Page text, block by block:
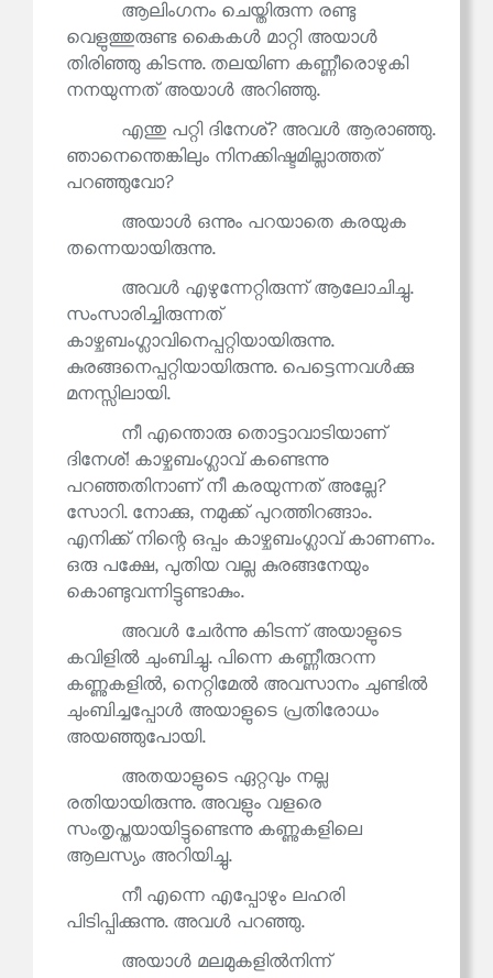
ആലിംഗനം ചെയ്തിരുന്ന രണ്ടു
വെളുത്തുരുണ്ട കൈകൾ മാറ്റി അയാൾ
തിരിഞ്ഞു കിടന്നു. തലയിണ കണ്ണീരൊഴുകി
നനയുന്നത് അയാൾ അറിഞ്ഞു.
എന്തു പറ്റി ദിനേശ്? അവൾ ആരാഞ്ഞു.
ഞാനെന്തെങ്കിലും നിനക്കിഷ്ടമില്ലാത്തത്
പറഞ്ഞുവോ?
അയാൾ ഒന്നും പറയാതെ കരയുക
തന്നെയായിരുന്നു.
അവൾ എഴുന്നേറ്റിരുന്ന് ആലോചിച്ചു.
സംസാരിച്ചിരുന്നത്
കാഴ്ചബംഗ്ലാവിനെപ്പറ്റിയായിരുന്നു.
കുരങ്ങനെപ്പറ്റിയായിരുന്നു. പെട്ടെന്നവൾക്കു
മനസ്സിലായി.
നീ എന്തൊരു തൊട്ടാവാടിയാണ്
ദിനേശ്! കാഴ്ചബംഗ്ലാവ് കണ്ടെന്നു
പറഞ്ഞതിനാണ് നീ കരയുന്നത് അല്ലേ?
സോറി. നോക്കു, നമുക്ക് പുറത്തിറങ്ങാം.
എനിക്ക് നിന്റെ ഒപ്പം കാഴ്ചബംഗ്ലാവ് കാണണം.
ഒരു പക്ഷേ, പുതിയ വല്ല കുരങ്ങനേയും
കൊണ്ടുവന്നിട്ടുണ്ടാകും.
അവൾ ചേർന്നു കിടന്ന് അയാളുടെ
കവിളിൽ ചുംബിച്ചു. പിന്നെ കണ്ണീരുറന്ന
കണ്ണുകളിൽ, നെറ്റിമേൽ അവസാനം ചുണ്ടിൽ
ചുംബിച്ചപ്പോൾ അയാളുടെ പ്രതിരോധം
അയഞ്ഞുപോയി.
അതയാളുടെ ഏറ്റവും നല്ല
രതിയായിരുന്നു. അവളും വളരെ
സംതൃപ്തയായിട്ടുണ്ടെന്നു കണ്ണുകളിലെ
ആലസ്യം അറിയിച്ചു.
നീ എന്നെ എപ്പോഴും ലഹരി
പിടിപ്പിക്കുന്നു. അവൾ പറഞ്ഞു.
അയാൾ മലമുകളിൽനിന്ന്